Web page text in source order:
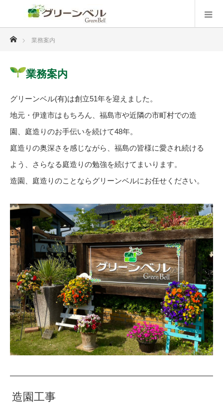
ホーム
業務案内
業務案内
グリーンベル(有)は創立51年を迎えました。
地元・伊達市はもちろん、福島市や近隣の市町村での造
園、庭造りのお手伝いを続けて48年。
庭造りの奥深さを感じながら、福島の皆様に愛され続ける
よう、さらなる庭造りの勉強を続けてまいります。
造園、庭造りのことならグリーンベルにお任せください。
造園工事